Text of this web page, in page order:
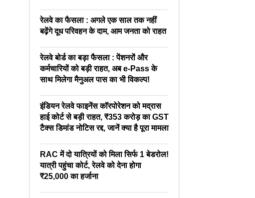
रेलवे का फैसला : अगले एक साल तक नहीं
बढ़ेंगे दूध परिवहन के दाम, आम जनता को राहत
रेलवे बोर्ड का बड़ा फैसला : पेंशनरों और
कर्मचारियों को बड़ी राहत, अब e-Pass के
साथ मिलेगा मैनुअल पास का भी विकल्प!
इंडियन रेलवे फाइनेंस कॉरपोरेशन को मद्रास
हाई कोर्ट से बड़ी राहत, ₹353 करोड़ का GST
टैक्स डिमांड नोटिस रद्द, जानें क्या है पूरा मामला
RAC में दो यात्रियों को मिला सिर्फ 1 बेडरोल!
यात्री पहुंचा कोर्ट, रेलवे को देना होगा
₹25,000 का हर्जाना